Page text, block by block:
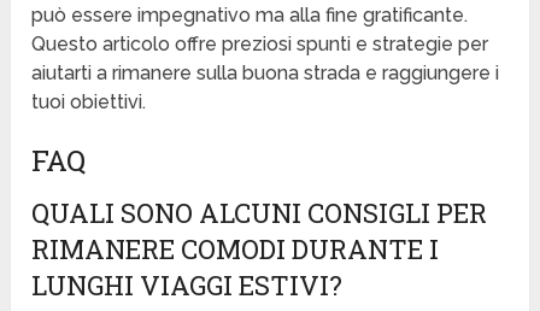
può essere impegnativo ma alla fine gratificante.
Questo articolo offre preziosi spunti e strategie per
aiutarti a rimanere sulla buona strada e raggiungere i
tuoi obiettivi.
FAQ
QUALI SONO ALCUNI CONSIGLI PER
RIMANERE COMODI DURANTE I
LUNGHI VIAGGI ESTIVI?